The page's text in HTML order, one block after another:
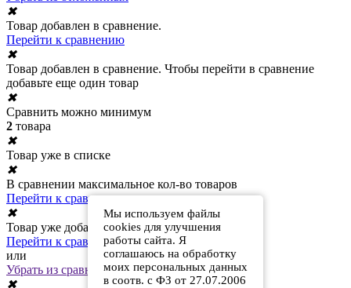
Мы используем файлы
cookies для улучшения
работы сайта. Я
соглашаюсь на обработку
моих персональных данных
в соотв. с ФЗ от 27.07.2006
✖
Товар добавлен в сравнение.
Перейти к сравнению
✖
Товар добавлен в сравнение. Чтобы перейти в сравнение
добавьте еще один товар
✖
Сравнить можно минимум
2 товара
✖
Товар уже в списке
✖
В сравнении максимальное кол-во товаров
Перейти к сравнению
✖
Товар уже добавлен в сравнение
Перейти к сравнению
или
Убрать из сравнения
✖